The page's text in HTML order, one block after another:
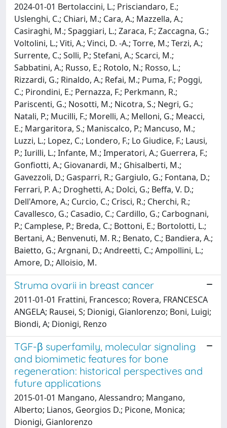
2024-01-01 Bertolaccini, L.; Prisciandaro, E.;
Uslenghi, C.; Chiari, M.; Cara, A.; Mazzella, A.;
Casiraghi, M.; Spaggiari, L.; Zaraca, F.; Zaccagna, G.;
Voltolini, L.; Viti, A.; Vinci, D. -A.; Torre, M.; Terzi, A.;
Surrente, C.; Solli, P.; Stefani, A.; Scarci, M.;
Sabbatini, A.; Russo, E.; Rotolo, N.; Rosso, L.;
Rizzardi, G.; Rinaldo, A.; Refai, M.; Puma, F.; Poggi,
C.; Pirondini, E.; Pernazza, F.; Perkmann, R.;
Pariscenti, G.; Nosotti, M.; Nicotra, S.; Negri, G.;
Natali, P.; Mucilli, F.; Morelli, A.; Melloni, G.; Meacci,
E.; Margaritora, S.; Maniscalco, P.; Mancuso, M.;
Luzzi, L.; Lopez, C.; Londero, F.; Lo Giudice, F.; Lausi,
P.; Iurilli, L.; Infante, M.; Imperatori, A.; Guerrera, F.;
Gonfiotti, A.; Giovanardi, M.; Ghisalberti, M.;
Gavezzoli, D.; Gasparri, R.; Gargiulo, G.; Fontana, D.;
Ferrari, P. A.; Droghetti, A.; Dolci, G.; Beffa, V. D.;
Dell'Amore, A.; Curcio, C.; Crisci, R.; Cherchi, R.;
Cavallesco, G.; Casadio, C.; Cardillo, G.; Carbognani,
P.; Camplese, P.; Breda, C.; Bottoni, E.; Bortolotti, L.;
Bertani, A.; Benvenuti, M. R.; Benato, C.; Bandiera, A.;
Baietto, G.; Argnani, D.; Andreetti, C.; Ampollini, L.;
Amore, D.; Alloisio, M.
Struma ovarii in breast cancer
2011-01-01 Frattini, Francesco; Rovera, FRANCESCA
ANGELA; Rausei, S; Dionigi, Gianlorenzo; Boni, Luigi;
Biondi, A; Dionigi, Renzo
TGF-β superfamily, molecular signaling
and biomimetic features for bone
regeneration: historical perspectives and
future applications
2015-01-01 Mangano, Alessandro; Mangano,
Alberto; Lianos, Georgios D.; Picone, Monica;
Dionigi, Gianlorenzo